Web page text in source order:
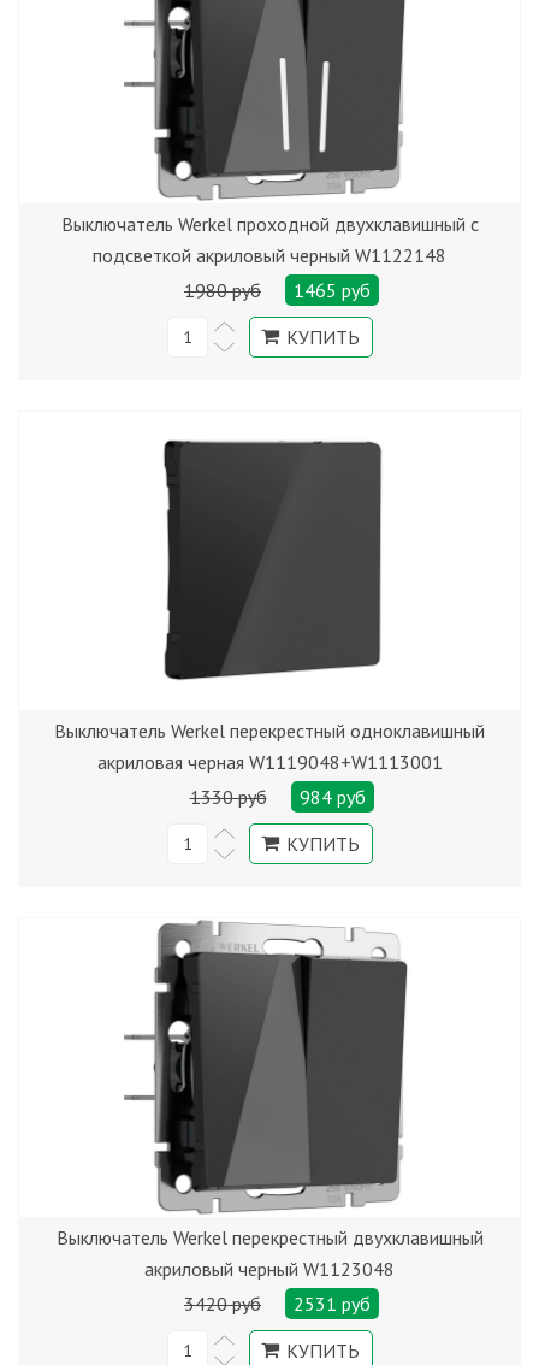
Выключатель Werkel проходной двухклавишный с
подсветкой акриловый черный W1122148
1980 руб
1465 руб
Выключатель Werkel перекрестный одноклавишный
акриловая черная W1119048+W1113001
1330 руб
984 руб
Выключатель Werkel перекрестный двухклавишный
акриловый черный W1123048
3420 руб
2531 руб